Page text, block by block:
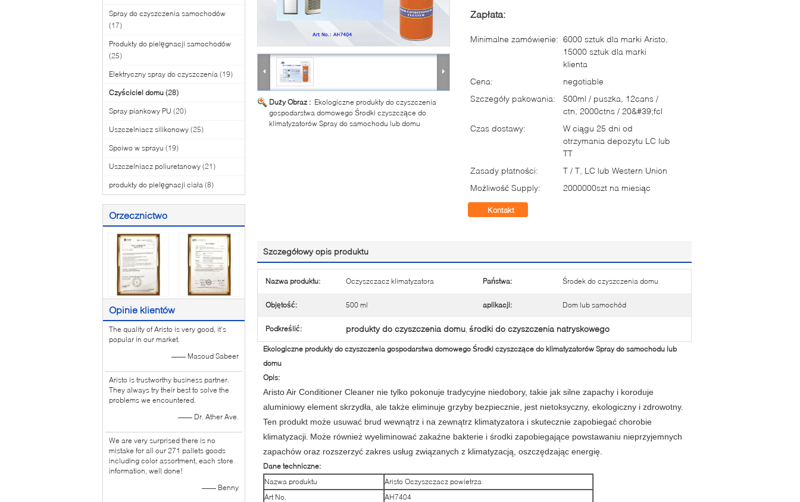
Spray do czyszczenia samochodów
(17)
Produkty do pielęgnacji samochodów
(25)
Elektryczny spray do czyszczenia (19)
Czyściciel domu (28)
Spray piankowy PU (20)
Uszczelniacz silikonowy (25)
Spoiwo w sprayu (19)
Uszczelniacz poliuretanowy (21)
produkty do pielęgnacji ciała (8)
Orzecznictwo
Opinie klientów
The quality of Aristo is very good, it's
popular in our market.
—— Masoud Sabeer
Aristo is trustworthy business partner.
They always try their best to solve the
problems we encountered.
—— Dr. Ather Ave.
We are very surprised there is no
mistake for all our 271 pallets goods
including color assortment, each store
information, well done!
—— Benny
Duży Obraz : Ekologiczne produkty do czyszczenia
gospodarstwa domowego Środki czyszczące do
klimatyzatorów Spray do samochodu lub domu
Zapłata:
Minimalne zamówienie: 6000 sztuk dla marki Aristo,
15000 sztuk dla marki
klienta
Cena:
negotiable
Szczegóły pakowania:
500ml / puszka, 12cans /
ctn, 2000ctns / 20&#39;fcl
Czas dostawy:
W ciągu 25 dni od
otrzymania depozytu LC lub
TT
Zasady płatności:
T / T, LC lub Western Union
Możliwość Supply:
2000000szt na miesiąc
Kontakt
Szczegółowy opis produktu
Nazwa produktu: Oczyszczacz klimatyzatora Państwa: Środek do czyszczenia domu
Objętość: 500 ml aplikacji: Dom lub samochód
Podkreślić: produkty do czyszczenia domu, środki do czyszczenia natryskowego
Ekologiczne produkty do czyszczenia gospodarstwa domowego Środki czyszczące do klimatyzatorów Spray do samochodu lub
domu
Opis:
Aristo Air Conditioner Cleaner nie tylko pokonuje tradycyjne niedobory, takie jak silne zapachy i koroduje
aluminiowy element skrzydła, ale także eliminuje grzyby bezpiecznie, jest nietoksyczny, ekologiczny i zdrowotny.
Ten produkt może usuwać brud wewnątrz i na zewnątrz klimatyzatora i skutecznie zapobiegać chorobie
klimatyzacji. Może również wyeliminować zakaźne bakterie i środki zapobiegające powstawaniu nieprzyjemnych
zapachów oraz rozszerzyć zakres usług związanych z klimatyzacją, oszczędzając energię.
Dane techniczne:
Nazwa produktu
Aristo Oczyszczacz powietrza
Art No.
AH7404